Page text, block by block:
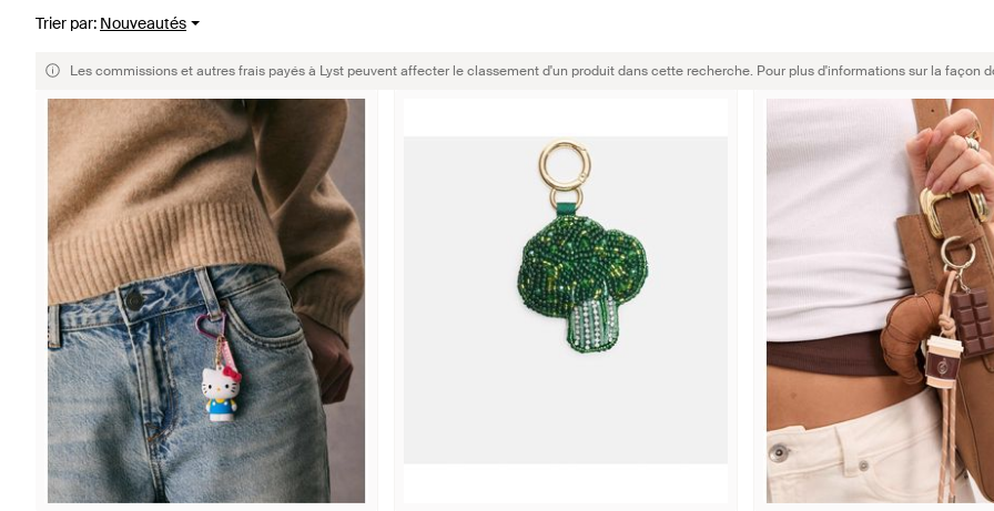
Trier par: Nouveautés
Les commissions et autres frais payés à Lyst peuvent affecter le classement d'un produit dans cette recherche. Pour plus d'informations sur la façon